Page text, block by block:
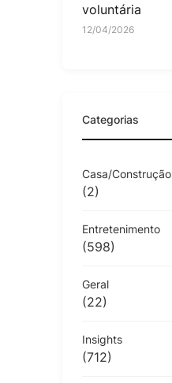
voluntária
12/04/2026
Categorias
Casa/Construção
(2)
Entretenimento
(598)
Geral
(22)
Insights
(712)